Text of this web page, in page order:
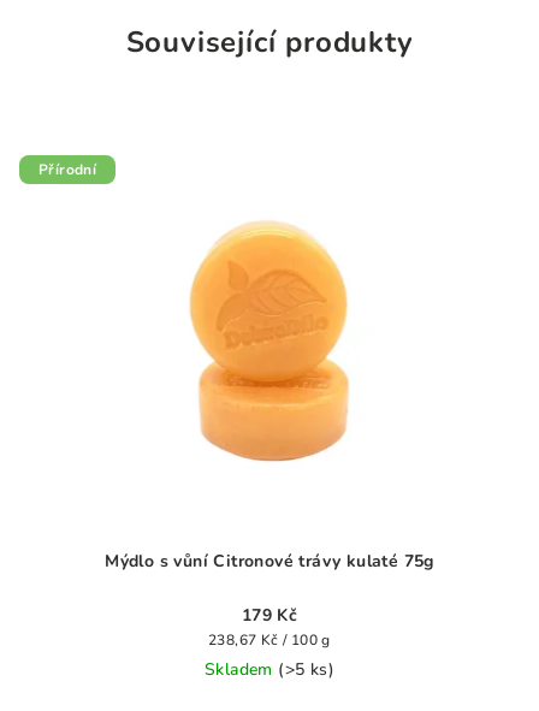
Související produkty
Přírodní
Mýdlo s vůní Citronové trávy kulaté 75g
179 Kč
Měrná
cena:
238,67 Kč / 100 g
Skladem (>5 ks)